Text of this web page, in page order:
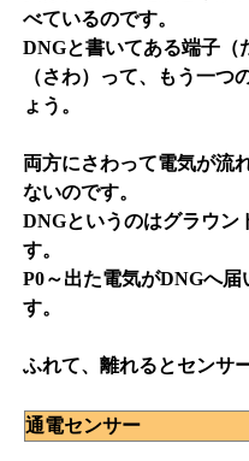
べているのです。
DNGと書いてある端子（
（さわ）って、もう一つ
ょう。
両方にさわって電気が流
ないのです。
DNGというのはグラウン
す。
P0～出た電気がDNGへ
す。
ふれて、離れるとセンサ
通電センサー